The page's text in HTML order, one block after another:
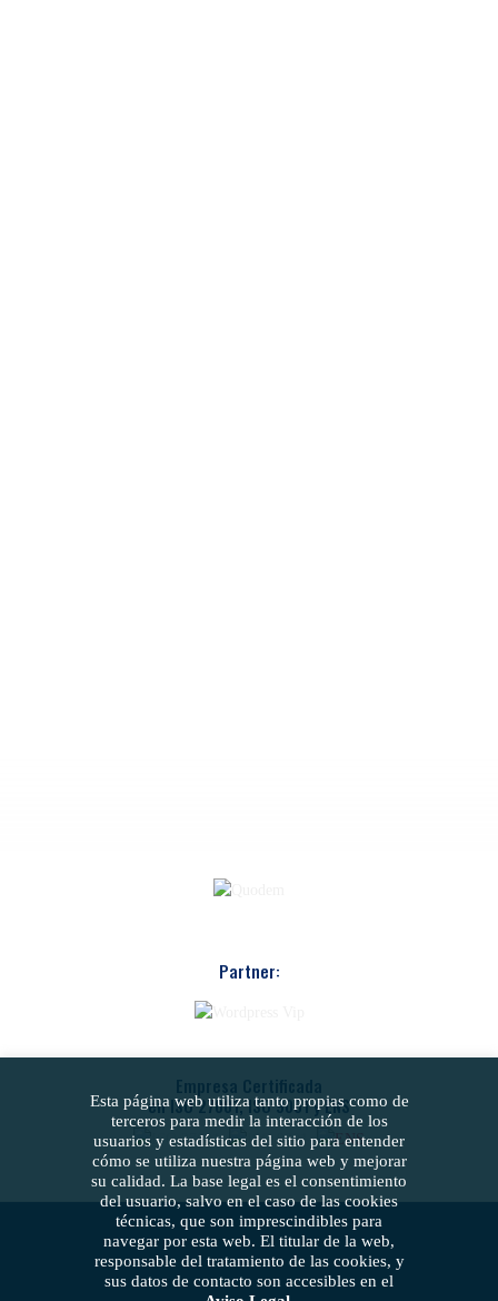
Partner:
Empresa Certificada
en ISO 27001, ISO 9001 y ENS
Esta página web utiliza tanto propias como de
terceros para medir la interacción de los
usuarios y estadísticas del sitio para entender
cómo se utiliza nuestra página web y mejorar
su calidad. La base legal es el consentimiento
del usuario, salvo en el caso de las cookies
técnicas, que son imprescindibles para
navegar por esta web. El titular de la web,
responsable del tratamiento de las cookies, y
sus datos de contacto son accesibles en el